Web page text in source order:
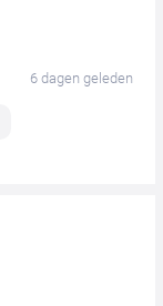
6 dagen geleden